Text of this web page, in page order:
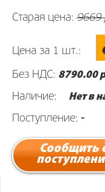
Старая цена: 9669
Цена за 1 шт.:
Без НДС: 8790.00
Наличие:
Нет в
Поступление: -
Сообщить